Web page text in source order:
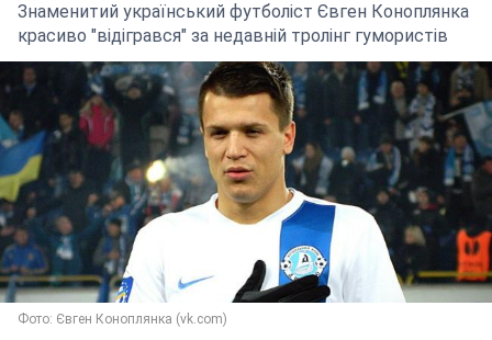
Знаменитий український футболіст Євген Коноплянка
красиво "відігрався" за недавній тролінг гумористів
Фото: Євген Коноплянка (vk.com)